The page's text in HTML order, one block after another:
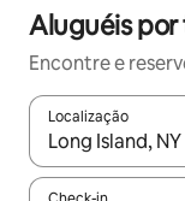
Aluguéis
Encontre e
Localização
Quando os